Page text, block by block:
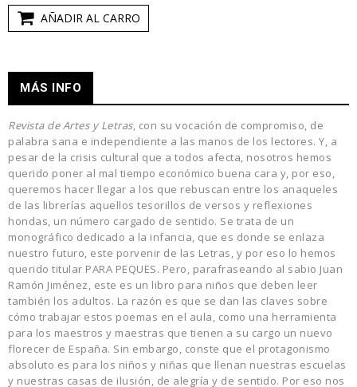
AÑADIR AL CARRO
MÁS INFO
Revista de Artes y Letras, con su vocación de compromiso, de
palabra sana e independiente a las manos de los lectores. Y, a
pesar de la crisis cultural que a todos afecta, nosotros hemos
querido poner al mal tiempo económico buena cara y, por eso,
queremos hacer llegar a los que rebuscan entre los anaqueles
de las librerías aquellos tesorillos de versos y reflexiones
hondas, un número cargado de sentido. Se trata de un
monográfico dedicado a la infancia, que es donde se enlaza
nuestro futuro, este porvenir de las Letras, y por eso lo hemos
querido titular PARA PEQUES. Pero, parafraseando al sabio Juan
Ramón Jiménez, este es un libro para niños que deben leer
también los adultos. La razón es que se dan las claves sobre
cómo trabajar estos poemas en el aula, como una herramienta
para los maestros y maestras que tienen a su cargo un nuevo
florecer de España. Sin embargo, conste que el protagonismo
absoluto es para los niños y niñas que llenan nuestras escuelas
y nuestras casas de ilusión, de alegría y de sentido. Por eso nos